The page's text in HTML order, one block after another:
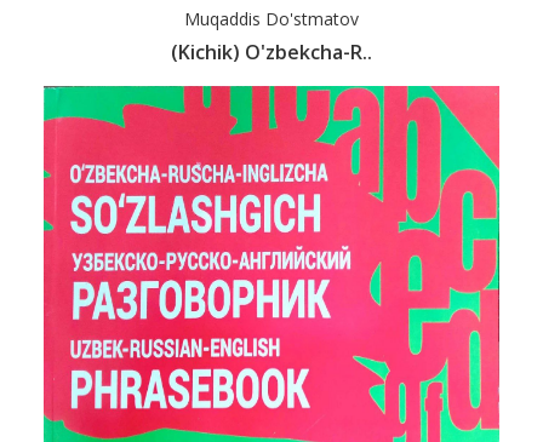
Muqaddis Do'stmatov
(Kichik) O'zbekcha-R..